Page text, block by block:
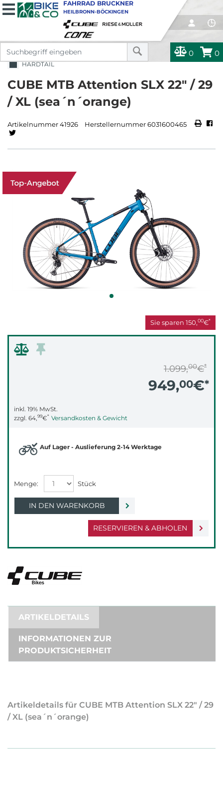
0 0
FAHRRAD BRUCKNER
HEILBRONN-BÖCKINGEN
HARDTAIL
CUBE MTB Attention SLX 22" / 29
/ XL (sea´n´orange)
Artikelnummer 41926 Herstellernummer 6031600465
Sie sparen 150,00€*
1.099,00€*
949,00€*
inkl. 19% MwSt.
zzgl. 64,99€* Versandkosten & Gewicht
RESERVIEREN & ABHOLEN
Auf Lager - Auslieferung 2-14 Werktage
IN DEN WARENKORB
ARTIKELDETAILS
INFORMATIONEN ZUR
PRODUKTSICHERHEIT
Artikeldetails für CUBE MTB Attention SLX 22" / 29
/ XL (sea´n´orange)